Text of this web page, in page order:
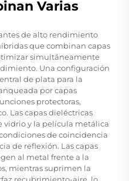
Varias
de alto rendimiento
que combinan capas
simultáneamente
Una configuración
de plata para la
por capas
protectoras,
Las capas dieléctricas
vidrio y la película metálica
de coincidencia
de reflexión. Las capas
al metal frente a la
mientras suprimen la